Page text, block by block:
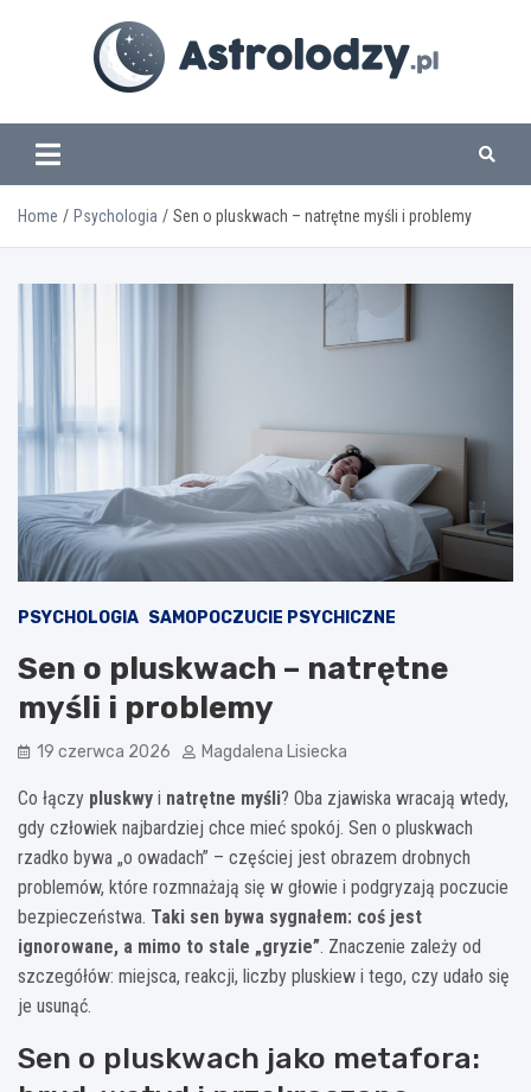
www.astrolodzy.pl
Home Psychologia Sen o pluskwach – natrętne myśli i problemy
PSYCHOLOGIA SAMOPOCZUCIE PSYCHICZNE
Sen o pluskwach – natrętne
myśli i problemy
19 czerwca 2026 Magdalena Lisiecka
Co łączy pluskwy i natrętne myśli? Oba zjawiska wracają wtedy,
gdy człowiek najbardziej chce mieć spokój. Sen o pluskwach
rzadko bywa „o owadach” – częściej jest obrazem drobnych
problemów, które rozmnażają się w głowie i podgryzają poczucie
bezpieczeństwa. Taki sen bywa sygnałem: coś jest
ignorowane, a mimo to stale „gryzie”. Znaczenie zależy od
szczegółów: miejsca, reakcji, liczby pluskiew i tego, czy udało się
je usunąć.
Sen o pluskwach jako metafora: